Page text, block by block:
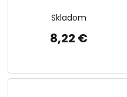
Skladom
8,22 €